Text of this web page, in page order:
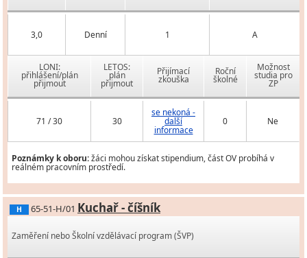
3,0 Denní 1 A
LONI:
přihlášení/plán
přijmout
LETOS:
plán
přijmout
Přijímací
zkouška
Roční
školné
Možnost
studia pro
ZP
71 / 30 30
se nekoná -
další
informace
0 Ne
Poznámky k oboru:žáci mohou získat stipendium, část OV probíhá v
reálném pracovním prostředí.
H 65-51-H/01 Kuchař - číšník
Zaměření nebo Školní vzdělávací program (ŠVP)